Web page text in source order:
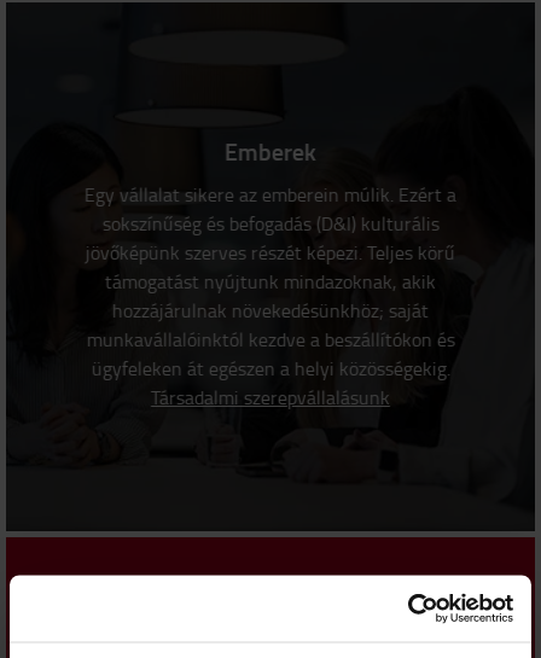
Emberek
Egy vállalat sikere az emberein múlik. Ezért a
sokszínűség és befogadás (D&I) kulturális
jövőképünk szerves részét képezi. Teljes körű
támogatást nyújtunk mindazoknak, akik
hozzájárulnak növekedésünkhöz; saját
munkavállalóinktól kezdve a beszállítókon és
ügyfeleken át egészen a helyi közösségekig.
Társadalmi szerepvállalásunk